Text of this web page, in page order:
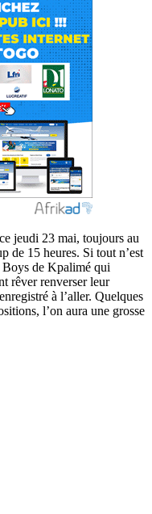
jeudi 23 mai, toujours au
de 15 heures. Si tout n’est
Boys de Kpalimé qui
rêver renverser leur
à l’aller. Quelques
l’on aura une grosse